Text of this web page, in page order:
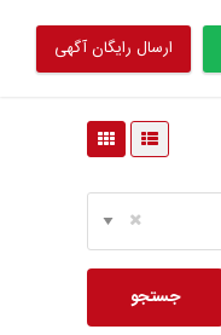
ارسال رایگان آگهی
جستجو